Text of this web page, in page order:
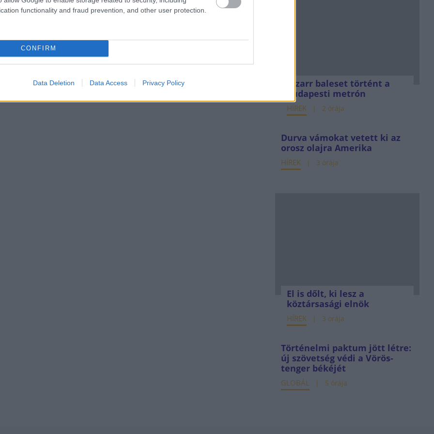
functionality and fraud prevention, and other user protection.
CONFIRM
Data Deletion Data Access Privacy Policy
Bizarr baleset történt a
budapesti metrón
HÍREK 2 órája
Durva vámokat vetett ki az
orosz olajra Amerika
HÍREK 3 órája
El is dőlt, ki lesz a
köztársasági elnök
HÍREK 3 órája
Történelmi paktum jött létre:
új szövetség védi a Vörös-
tenger békéjét
GLOBÁL 5 órája